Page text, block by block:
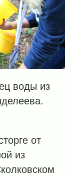
воды из
от
из